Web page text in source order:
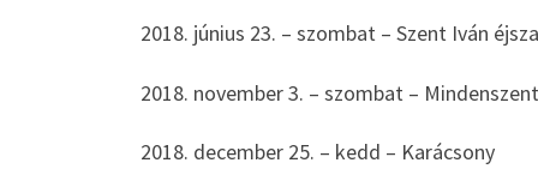
2018. június 23. – szombat – Szent Iván
2018. november 3. – szombat –
2018. december 25. – kedd – Karácsony